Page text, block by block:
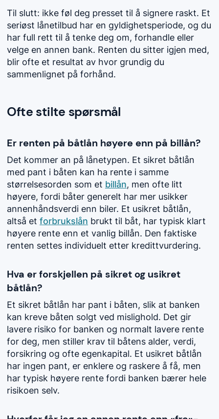
Til slutt: ikke føl deg presset til å signere raskt. Et
seriøst lånetilbud har en gyldighetsperiode, og du
har full rett til å tenke deg om, forhandle eller
velge en annen bank. Renten du sitter igjen med,
blir ofte et resultat av hvor grundig du
sammenlignet på forhånd.
Ofte stilte spørsmål
Er renten på båtlån høyere enn på billån?
Det kommer an på lånetypen. Et sikret båtlån
med pant i båten kan ha rente i samme
størrelsesorden som et billån, men ofte litt
høyere, fordi båter generelt har mer usikker
annenhåndsverdi enn biler. Et usikret båtlån,
altså et forbrukslån brukt til båt, har typisk klart
høyere rente enn et vanlig billån. Den faktiske
renten settes individuelt etter kredittvurdering.
Hva er forskjellen på sikret og usikret
båtlån?
Et sikret båtlån har pant i båten, slik at banken
kan kreve båten solgt ved mislighold. Det gir
lavere risiko for banken og normalt lavere rente
for deg, men stiller krav til båtens alder, verdi,
forsikring og ofte egenkapital. Et usikret båtlån
har ingen pant, er enklere og raskere å få, men
har typisk høyere rente fordi banken bærer hele
risikoen selv.